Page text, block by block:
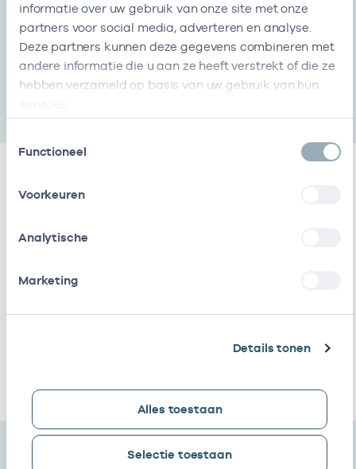
informatie over uw gebruik van onze site met onze
partners voor social media, adverteren en analyse.
Deze partners kunnen deze gegevens combineren met
andere informatie die u aan ze heeft verstrekt of die ze
hebben verzameld op basis van uw gebruik van hun
Functioneel
Voorkeuren
Analytische
Marketing
Details tonen
Alles toestaan
Selectie toestaan
Inschrijving handelsregister
KvK-nummer
000014323249
Start
01-04-2022
Einde
-
Relaties
Werkzaam als zorgverlener
Naam